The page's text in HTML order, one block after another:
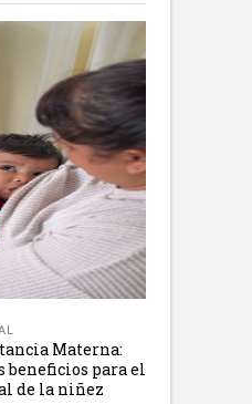
Materna:
beneficios para el
de la niñez